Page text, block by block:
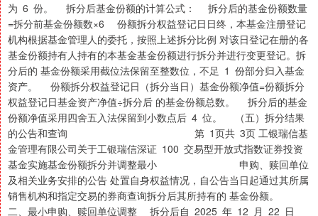
为 6 份。 拆分后基金份额的计算公式： 拆分后的基金份额数量
=拆分前基金份额数×6 份额拆分权益登记日日终，本基金注册登记
机构根据基金管理人的委托，按照上述拆分比例 对该日登记在册的各
基金份额持有人持有的本基金基金份额进行拆分并进行变更登记。拆
分后的 基金份额采用截位法保留至整数位，不足 1 份部分归入基金
资产。 份额拆分权益登记日（拆分当日）基金份额净值=份额拆分
权益登记日基金资产净值÷拆分后 的基金份额总数。 拆分后的基金
份额净值采用四舍五入法保留到小数点后 4 位。 （五）拆分结果
的公告和查询 第 1页共 3页 工银瑞信基
金管理有限公司关于工银瑞信深证 100 交易型开放式指数证券投资
基金实施基金份额拆分并调整最小 申购、赎回单位
及相关业务安排的公告 处置自身权益情况，自公告当日起通过其所属
销售机构和指定交易的券商查询拆分后其所持有的 基金份额。
二、最小申购、赎回单位调整 拆分后自 2025 年 12 月 22 日